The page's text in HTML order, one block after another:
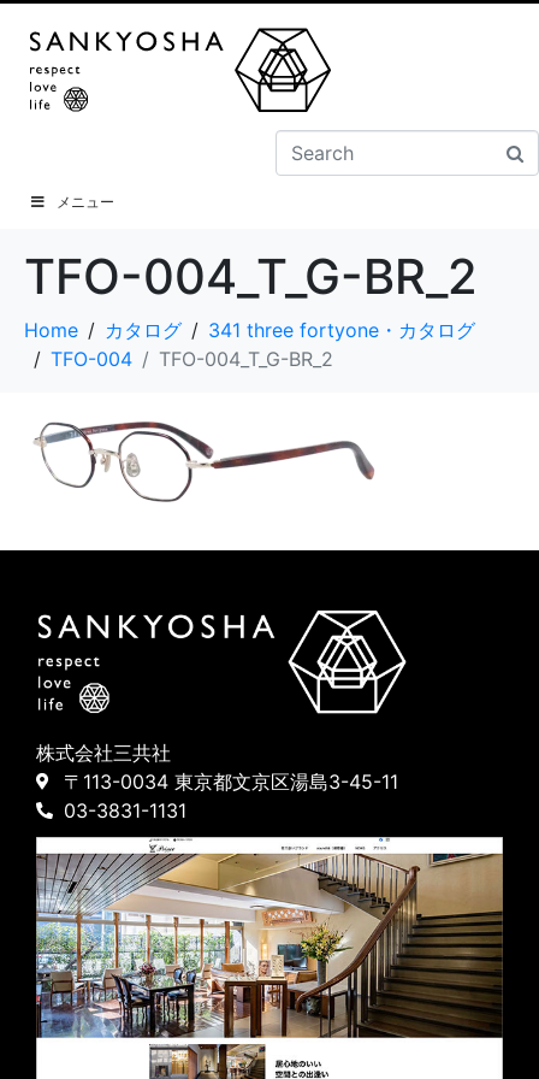
メニュー
TFO-004_T_G-BR_2
Home カタログ
341 three fortyone・カタログ
TFO-004
TFO-004_T_G-BR_2
株式会社三共社
〒113-0034 東京都文京区湯島3-45-11
03-3831-1131